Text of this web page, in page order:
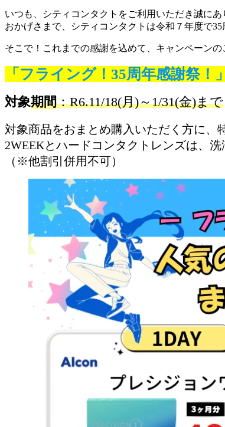
いつも、シティコンタクトをご利用いただき誠に
おかげさまで、シティコンタクトは令和７年度で35
そこで！これまでの感謝を込めて、キャンペーンの
「フライング！35周年感謝祭！」
対象期間：R6.11/18(月)～1/31(金)まで
対象商品をおまとめ購入いただく方に、
2WEEKとハードコンタクトレンズは、
（※他割引併用不可）